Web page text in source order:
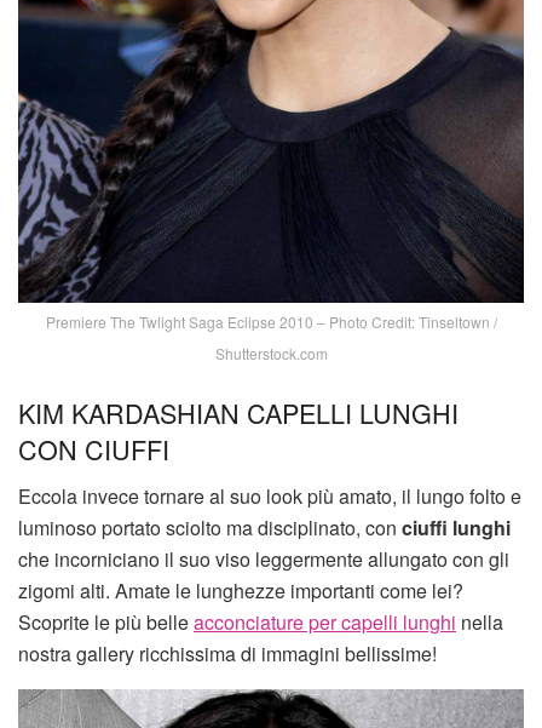
Premiere The Twlight Saga Eclipse 2010 – Photo Credit: Tinseltown /
Shutterstock.com
KIM KARDASHIAN CAPELLI LUNGHI
CON CIUFFI
Eccola invece tornare al suo look più amato, il lungo folto e
luminoso portato sciolto ma disciplinato, con ciuffi lunghi
che incorniciano il suo viso leggermente allungato con gli
zigomi alti. Amate le lunghezze importanti come lei?
Scoprite le più belleacconciature per capelli lunghi nella
nostra gallery ricchissima di immagini bellissime!